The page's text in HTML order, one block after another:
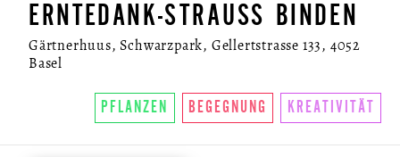
ERNTEDANK-STRAUSS BINDEN
Gärtnerhuus, Schwarzpark, Gellertstrasse 133, 4052
Basel
PFLANZEN BEGEGNUNG KREATIVITÄT